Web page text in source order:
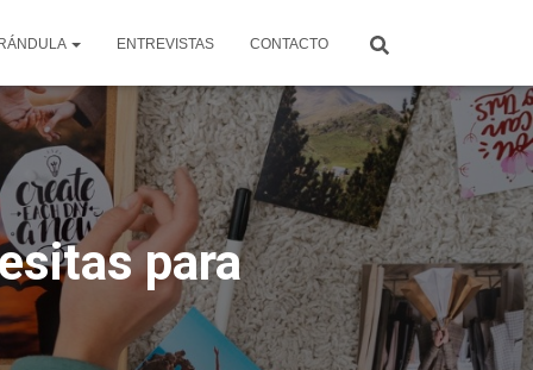
ENTREVISTAS CONTACTO
para